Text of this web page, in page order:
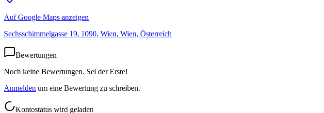
Auf Google Maps anzeigen
Sechsschimmelgasse 19, 1090, Wien, Wien, Österreich
Bewertungen
Noch keine Bewertungen. Sei der Erste!
Anmelden um eine Bewertung zu schreiben.
Kontostatus wird geladen